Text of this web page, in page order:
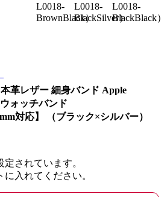
L0018-
BrownBlack）
L0018-
BlackSilver）
L0018-
BlackBlack
革レザー 細身バンド Apple
ォッチバンド
対応】 （ブラック×シルバー）
されています。
入れてください。